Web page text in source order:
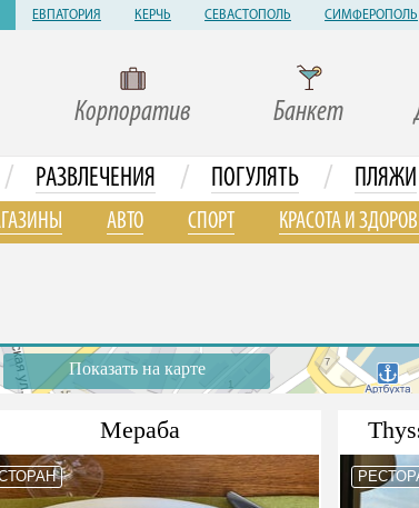
ЕВПАТОРИЯ КЕРЧЬ СЕВАСТОПОЛЬ СИМФЕРОПОЛЬ
Корпоратив Банкет
/ РАЗВЛЕЧЕНИЯ / ПОГУЛЯТЬ / ПЛЯЖИ
АВТО СПОРТ КРАСОТА И
Показать на карте
Мераба